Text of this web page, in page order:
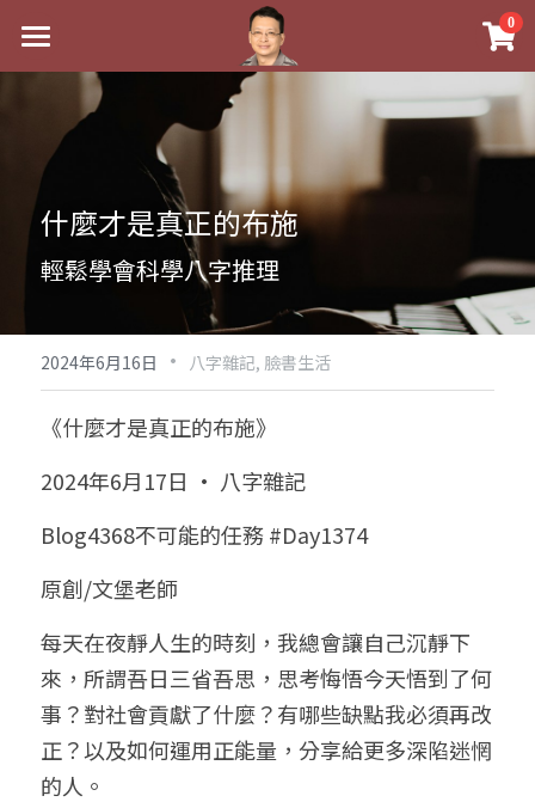
0
最新消息
關於我
後天派陽宅
黃金會員專區
八字雜記
心靈成長
人氣最高
站長精選
臉書生活
好書推廌
試閱專區
Podcast聽書
團隊訓練營
八字視頻
陽宅視頻
線上直播
自我挑戰
線上學苑
八字初階班1
八字初階班2
八字進階班
八字中階班
八字高階班
五人實戰班
命理商城
八字完整班
《十神高階實戰錄》完整典藏版
科學八字推理PDF
八字批命
小兒命名
我的著作
科學八字推理1
科學八字推理2
科學八字推理3
科學八字輕鬆學
與我預約
批命預約
上課預約
常見問題
登錄/註冊
搜索
繁體中文
什麼才是真正的布施
輕鬆學會科學八字推理
2024年6月16日 · 八字雜記, 臉書生活
《什麼才是真正的布施》
2024年6月17日 · 八字雜記
Blog4368不可能的任務 #Day1374
原創/文堡老師
每天在夜靜人生的時刻，我總會讓自己沉靜下
來，所謂吾日三省吾思，思考悔悟今天悟到了何
事？對社會貢獻了什麼？有哪些缺點我必須再改
正？以及如何運用正能量，分享給更多深陷迷惘
的人。
×
商品分類
八字線上完整班
科學八字推理PDF
《十神高階實戰錄》完整典藏版